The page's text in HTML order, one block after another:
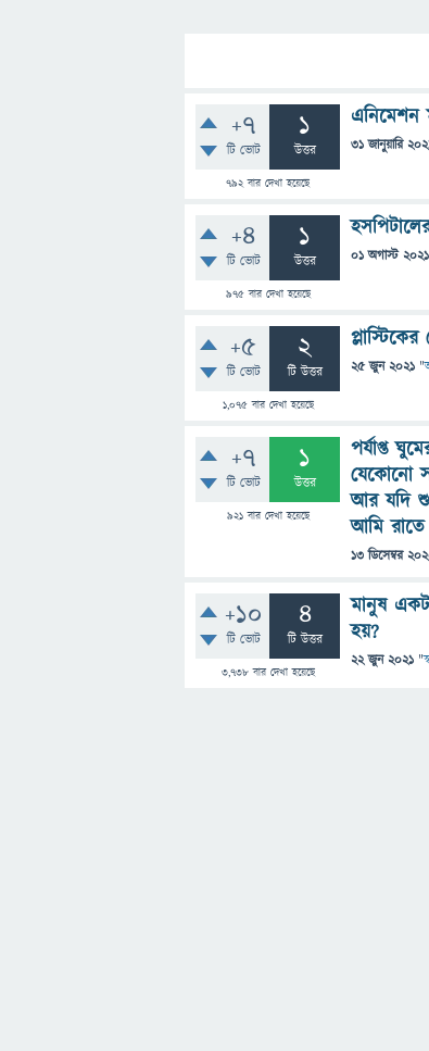
+7
টি ভোট
1
উত্তর
792বার দেখা হয়েছে
এনিমেশন
31 জানুয়ারি
+4
টি ভোট
1
উত্তর
975বার দেখা হয়েছে
01 অগাস্ট 2021
+5
টি ভোট
2
টি উত্তর
1,075বার দেখা হয়েছে
25 জুন 2021 "
+7
টি ভোট
1
উত্তর
921বার দেখা হয়েছে
পর্যাপ্ত
যেকোনো
আর যদি
আমি রাতে
13 ডিসেম্বর
+10
টি ভোট
4
টি উত্তর
3,738বার দেখা হয়েছে
মানুষ
হয়?
22 জুন 2021 "